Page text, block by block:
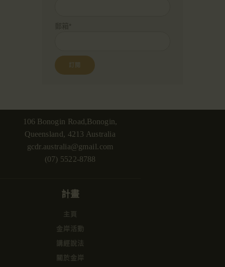
郵箱*
106 Bonogin Road,Bonogin,
Queensland, 4213 Australia
gcdr.australia@gmail.com
(07) 5522-8788
計畫
主頁
金岸活動
講經說法
關於金岸